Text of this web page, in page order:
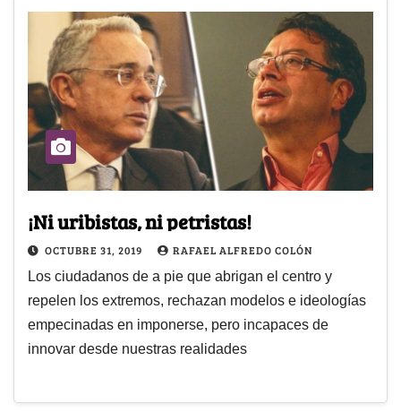
¡Ni uribistas, ni petristas!
OCTUBRE 31, 2019 RAFAEL ALFREDO COLÓN
Los ciudadanos de a pie que abrigan el centro y
repelen los extremos, rechazan modelos e ideologías
empecinadas en imponerse, pero incapaces de
innovar desde nuestras realidades